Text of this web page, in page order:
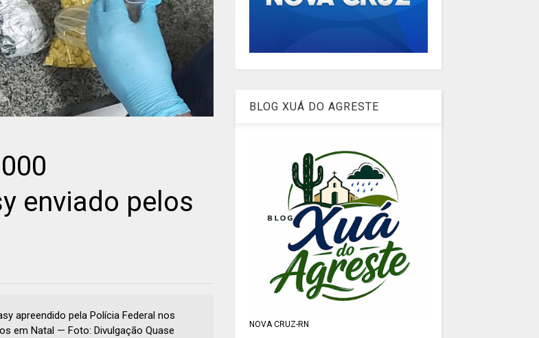
enviado pelos
apreendido pela Polícia Federal nos
em Natal — Foto: Divulgação Quase
BLOG XUÁ DO AGRESTE
NOVA CRUZ-RN